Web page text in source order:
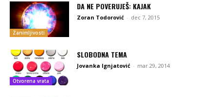
Zanimljivosti
DA NE POVERUJEŠ: KAJAK
Zoran Todorović - dec 7, 2015
Otvorena vrata
SLOBODNA TEMA
Jovanka Ignjatović - mar 29, 2014